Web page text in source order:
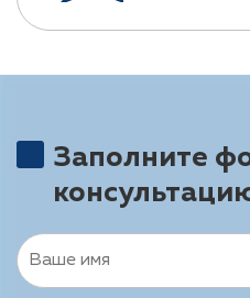
Заполните